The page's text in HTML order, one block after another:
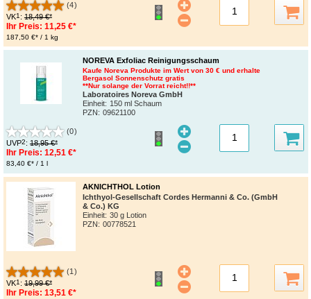
(4)
VK1 : 18,49 €*
Ihr Preis: 11,25 €*
187,50 €* / 1 kg
NOREVA Exfoliac Reinigungsschaum
Kaufe Noreva Produkte im Wert von 30 € und erhalte
Bergasol Sonnenschutz gratis
**Nur solange der Vorrat reicht!!**
Laboratoires Noreva GmbH
Einheit: 150 ml Schaum
PZN: 09621100
(0)
UVP2: 18,95 €*
Ihr Preis: 12,51 €*
83,40 €* / 1 l
AKNICHTHOL Lotion
Ichthyol-Gesellschaft Cordes Hermanni & Co. (GmbH
& Co.) KG
Einheit: 30 g Lotion
PZN : 00778521
(1)
VK1 : 19,99 €*
Ihr Preis: 13,51 €*